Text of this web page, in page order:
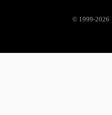
© 1999-2026